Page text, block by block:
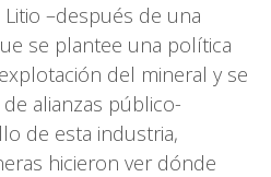
–después de una
se plantee una política
del mineral y se
alianzas público-
de esta industria,
hicieron ver dónde